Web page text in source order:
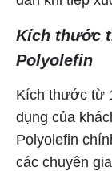
Kích thước
Polyolefin
Kích thước từ
dụng của
Polyolefin
các chuyên